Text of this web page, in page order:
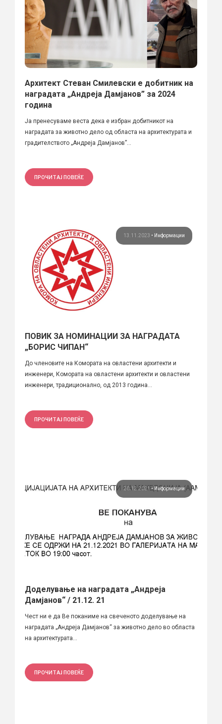
Архитект Стеван Смилевски е добитник на
наградата „Андреја Дамјанов” за 2024
година
Ја пренесуваме веста дека е избран добитникот на
наградата за животно дело од областа на архитектурата и
градителството „Андреја Дамјанов”...
ПРОЧИТАЈ ПОВЕЌЕ
13.11.2023 • Информации
ПОВИК ЗА НОМИНАЦИИ ЗА НАГРАДАТА
„БОРИС ЧИПАН“
До членовите на Комората на овластени архитекти и
инженери, Комората на овластени архитекти и овластени
инженери, традиционално, од 2013 година...
ПРОЧИТАЈ ПОВЕЌЕ
20.12.2021 • Информации
Доделување на наградата „Андреја
Дамјанов“ / 21.12. 21
Чест ни е да Ве поканиме на свеченото доделување на
наградата „Андреја Дамјанов“ за животно дело во областа
на архитектурата...
ПРОЧИТАЈ ПОВЕЌЕ